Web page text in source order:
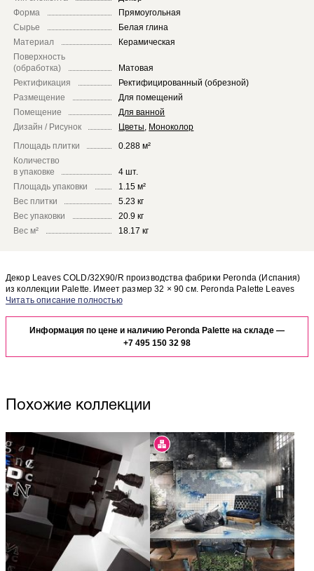
Форма
Прямоугольная
Сырье
Белая глина
Материал
Керамическая
Поверхность
(обработка)
Матовая
Ректификация
Ректифицированный (обрезной)
Размещение
Для помещений
Помещение
Для ванной
Дизайн / Рисунок
Цветы Моноколор
Площадь плитки
0.288 м²
Количество
в упаковке
4 шт.
Площадь упаковки
1.15 м²
Вес плитки
5.23 кг
Вес упаковки
20.9 кг
Вес м²
18.17 кг
Декор Leaves COLD/32X90/R производства фабрики Peronda (Испания)
из коллекции Palette. Имеет размер 32 × 90 см. Peronda Palette Leaves
COLD/32X90/R отлично сочетается с другими элементами коллекции
отделке Вашего помещения, закажите бесплатный дизайн-проект с
использованием элементов коллекции Peronda Palette.
Информация по цене и наличию Peronda Palette на складе —
+7 495 150 32 98
Похожие коллекции